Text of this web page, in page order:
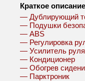
Краткое
— Дублирующий
— Подушки
— ABS
— Регулировка
— Усилитель руля
— Кондиционер
— Обогрев
— Парктроник